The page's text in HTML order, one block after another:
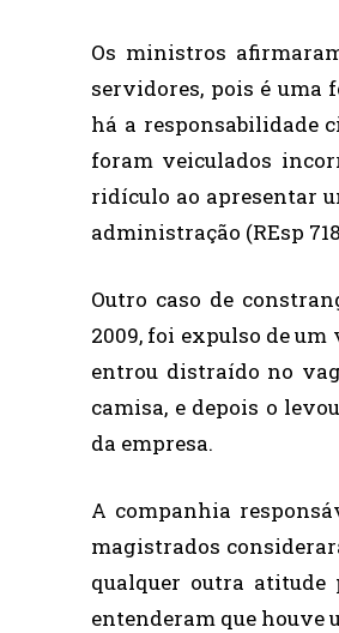
Os ministros
servidores, pois é uma
há a responsabilidade
foram veiculados
ridículo ao apresentar
administração (REsp
Outro caso de
2009, foi expulso de
entrou distraído no
camisa, e depois o
da empresa.
A companhia
magistrados
qualquer outra atitude
entenderam que houve